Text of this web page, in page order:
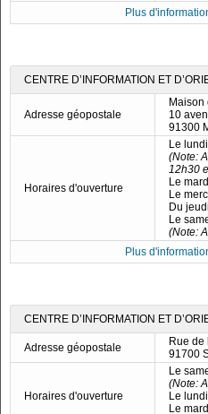
Plus
CENTRE D’INFORMATION ET
Adresse géopostale
Maison
10
91300
Horaires d'ouverture
Le
(Note:
12h30
Le
Le
Du
Le
(Note:
Plus
CENTRE D’INFORMATION ET
Adresse géopostale
Rue de
91700
Horaires d'ouverture
Le
(Note:
Le
Le